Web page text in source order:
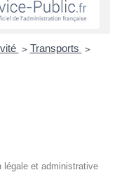
> Transports >
légale et administrative